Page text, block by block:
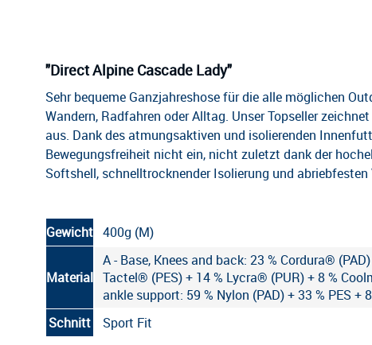
"Direct Alpine Cascade Lady"
Sehr bequeme Ganzjahreshose für die alle möglichen
Wandern, Radfahren oder Alltag. Unser Topseller
aus. Dank des atmungsaktiven und isolierenden
Bewegungsfreiheit nicht ein, nicht zuletzt dank der
Softshell, schnelltrocknender Isolierung und abriebfesten
Gewicht 400g (M)
Material
A - Base, Knees and back: 23 % Cordura®
Tactel® (PES) + 14 % Lycra® (PUR) + 8 %
ankle support: 59 % Nylon (PAD) + 33 % PES +
Schnitt
Sport Fit